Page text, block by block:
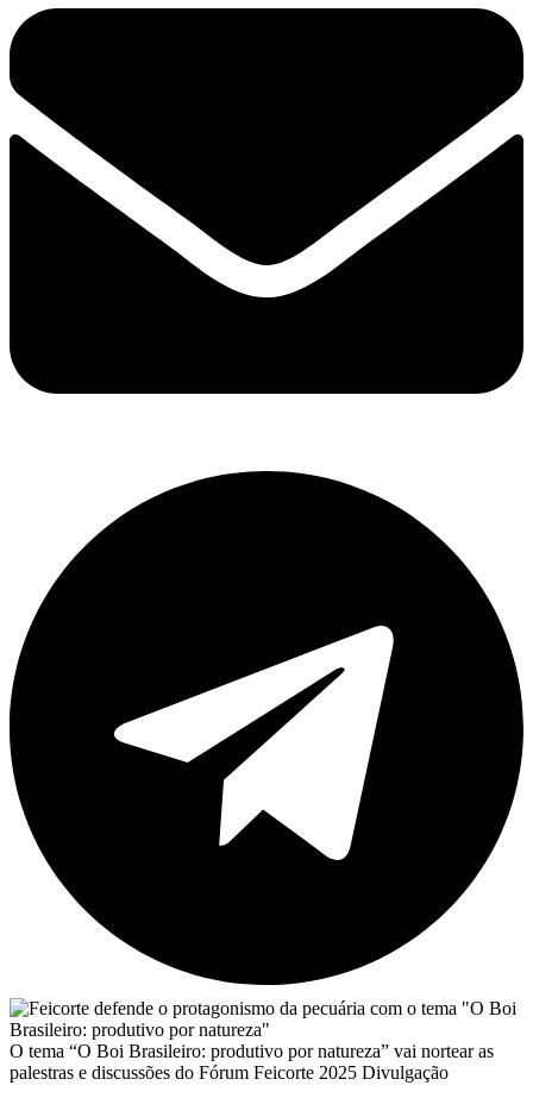
O tema “O Boi Brasileiro: produtivo por natureza” vai nortear as
palestras e discussões do Fórum Feicorte 2025 Divulgação